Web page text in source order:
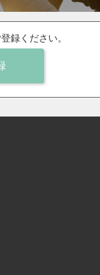
録ください。